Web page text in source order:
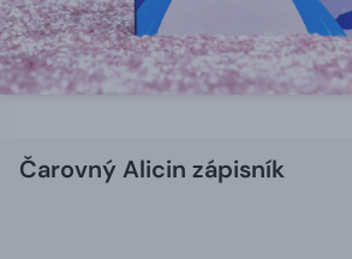
Čarovný Alicin zápisník